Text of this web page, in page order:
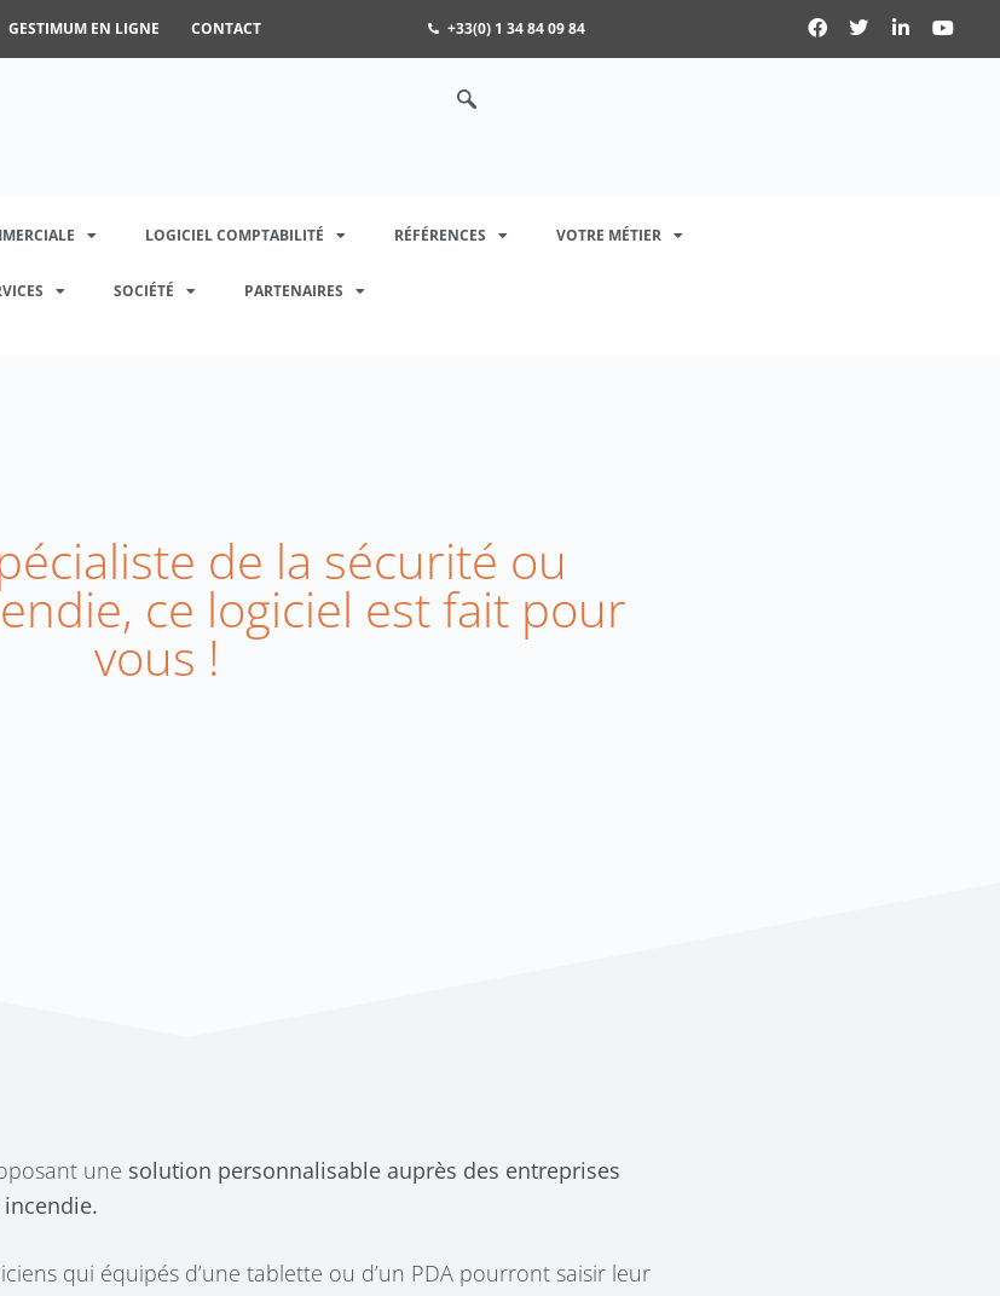
GESTIMUM EN LIGNE CONTACT +33(0) 1 34 84 09 84
LOGICIEL COMPTABILITÉ RÉFÉRENCES VOTRE MÉTIER
SOCIÉTÉ PARTENAIRES
de la sécurité ou
ce logiciel est fait pour
vous !
une solution personnalisable auprès des entreprises
qui équipés d’une tablette ou d’un PDA pourront saisir leur